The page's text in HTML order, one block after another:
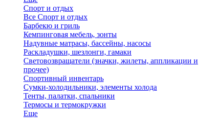
Спорт и отдых
Все Спорт и отдых
Барбекю и гриль
Кемпинговая мебель, зонты
Надувные матрасы, бассейны, насосы
Раскладушки, шезлонги, гамаки
Световозвращатели (значки, жилеты, аппликации и
прочее)
Спортивный инвентарь
Сумки-холодильники, элементы холода
Тенты, палатки, спальники
Термосы и термокружки
Еще